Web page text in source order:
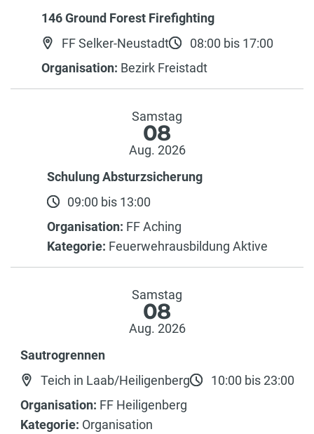
146 Ground Forest Firefighting
FF Selker-Neustadt
08:00 bis 17:00
Organisation: Bezirk Freistadt
Samstag
08
Aug. 2026
Schulung Absturzsicherung
09:00 bis 13:00
Organisation: FF Aching
Kategorie: Feuerwehrausbildung Aktive
Samstag
08
Aug. 2026
Sautrogrennen
Teich in Laab/Heiligenberg
10:00 bis 23:00
Organisation: FF Heiligenberg
Kategorie: Organisation